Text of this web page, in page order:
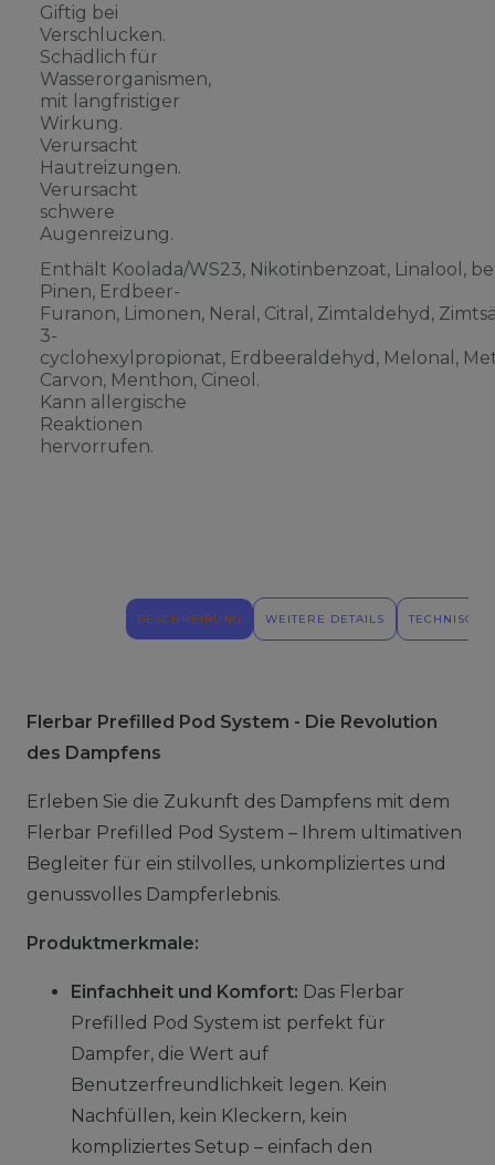
Giftig bei
Verschlucken.
Schädlich für
Wasserorganismen,
mit langfristiger
Wirkung.
Verursacht
Hautreizungen.
Verursacht
schwere
Augenreizung.
Enthält Koolada/WS23, Nikotinbenzoat, Linalool,
Pinen, Erdbeer-
Furanon, Limonen, Neral, Citral, Zimtaldehyd,
3-
cyclohexylpropionat, Erdbeeraldehyd, Melonal,
Carvon, Menthon, Cineol.
Kann allergische
Reaktionen
hervorrufen.
BESCHREIBUNG WEITERE DETAILS
Flerbar Prefilled Pod System - Die Revolution
des Dampfens
Erleben Sie die Zukunft des Dampfens mit dem
Flerbar Prefilled Pod System – Ihrem ultimativen
Begleiter für ein stilvolles, unkompliziertes und
genussvolles Dampferlebnis.
Produktmerkmale:
Einfachheit und Komfort: Das Flerbar
Prefilled Pod System ist perfekt für
Dampfer, die Wert auf
Benutzerfreundlichkeit legen. Kein
Nachfüllen, kein Kleckern, kein
kompliziertes Setup – einfach den